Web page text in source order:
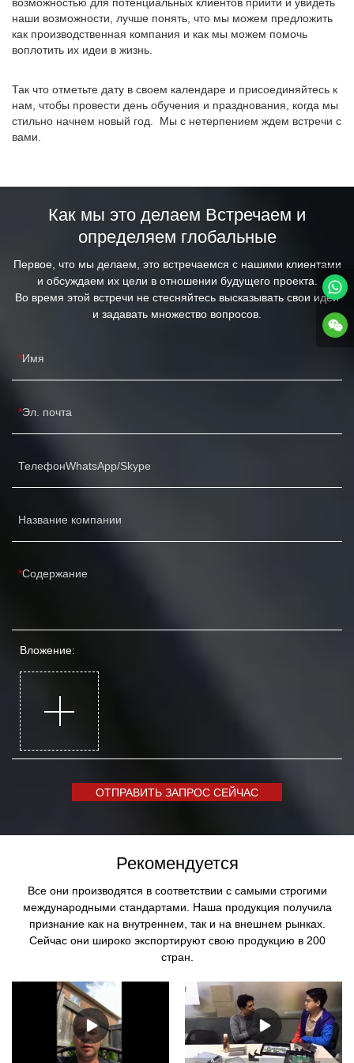
возможностью для потенциальных клиентов прийти и увидеть
наши возможности, лучше понять, что мы можем предложить
как производственная компания и как мы можем помочь
воплотить их идеи в жизнь.
Так что отметьте дату в своем календаре и присоединяйтесь к
нам, чтобы провести день обучения и празднования, когда мы
стильно начнем новый год. Мы с нетерпением ждем встречи с
вами.
Как мы это делаем Встречаем и
определяем глобальные
Первое, что мы делаем, это встречаемся с нашими клиентами
и обсуждаем их цели в отношении будущего проекта.
Во время этой встречи не стесняйтесь высказывать свои идеи
и задавать множество вопросов.
Имя
Эл. почта
ТелефонWhatsApp/Skype
Название компании
Содержание
Вложение:
ОТПРАВИТЬ ЗАПРОС СЕЙЧАС
Рекомендуется
Все они производятся в соответствии с самыми строгими
международными стандартами. Наша продукция получила
признание как на внутреннем, так и на внешнем рынках.
Сейчас они широко экспортируют свою продукцию в 200
стран.